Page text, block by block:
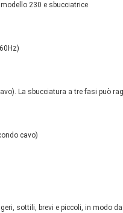
230 e sbucciatrice
La sbucciatura a tre fasi può
cavo)
sottili, brevi e piccoli, in modo